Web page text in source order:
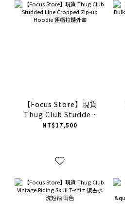
【Focus Store】現貨
Thug Club Studded
Line Cropped Zip-up
NT$17,500